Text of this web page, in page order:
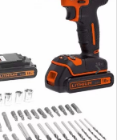
keyboard_arrow_right